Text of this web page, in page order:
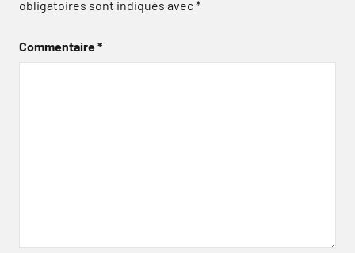
obligatoires sont indiqués avec*
Commentaire*